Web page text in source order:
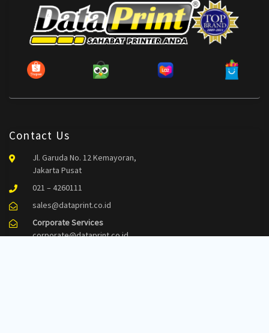
Contact Us
Jl. Garuda No. 12 Kemayoran,
Jakarta Pusat
021 – 4260111
sales@dataprint.co.id
Corporate Services
corporate@dataprint.co.id